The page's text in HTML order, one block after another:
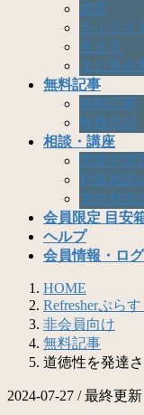
成長
ライフス
生き方
まだ見ぬ
無料記事
無料記事
推薦作品
相談・講座
開講中講
対面相談
電話相談
会員限定 目安
ヘルプ
会員情報・ロ
HOME
Refresherぷら
非会員向け
無料記事
道徳性を発達
2024-07-27 / 最終更